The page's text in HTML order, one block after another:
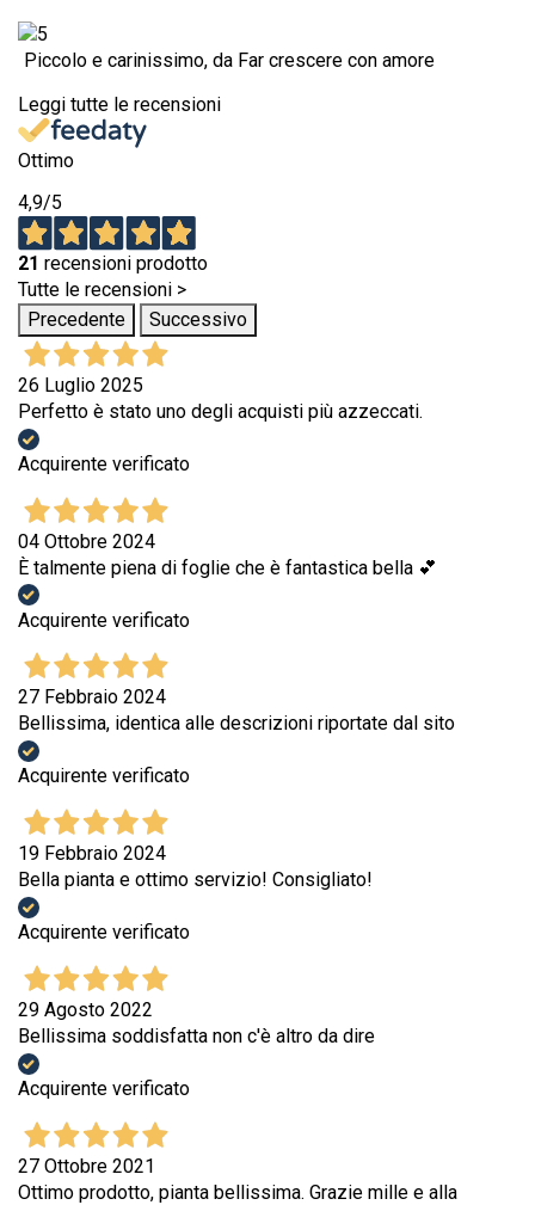
Piccolo e carinissimo, da Far crescere con amore
Leggi tutte le recensioni
Ottimo
4,9/5
21 recensioni prodotto
Tutte le recensioni >
Precedente
Successivo
26 Luglio 2025
Perfetto è stato uno degli acquisti più azzeccati.
Acquirente verificato
04 Ottobre 2024
È talmente piena di foglie che è fantastica bella 💕
Acquirente verificato
27 Febbraio 2024
Bellissima, identica alle descrizioni riportate dal sito
Acquirente verificato
19 Febbraio 2024
Bella pianta e ottimo servizio! Consigliato!
Acquirente verificato
29 Agosto 2022
Bellissima soddisfatta non c'è altro da dire
Acquirente verificato
27 Ottobre 2021
Ottimo prodotto, pianta bellissima. Grazie mille e alla